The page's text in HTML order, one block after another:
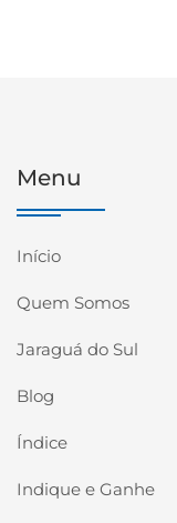
Menu
Início
Quem Somos
Jaraguá do Sul
Blog
Índice
Indique e Ganhe